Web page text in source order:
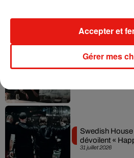
31 juillet 2026
Swedish
dévoilent «
Gérer mes
Accepter et